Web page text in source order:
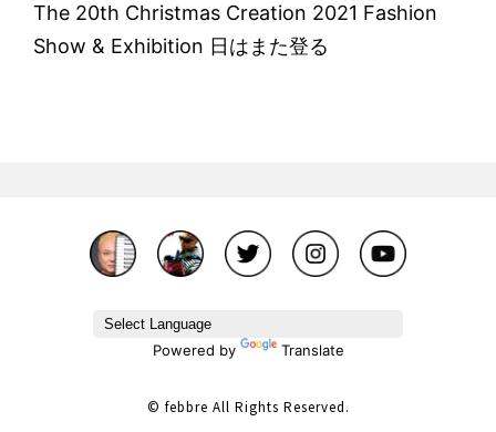
The 20th Christmas Creation 2021 Fashion
Show & Exhibition 日はまた登る
Powered by Translate
© febbre All Rights Reserved.